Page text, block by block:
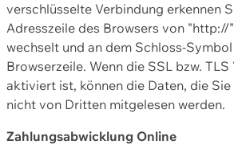
verschlüsselte Verbindung erkennen
Adresszeile des Browsers von
wechselt und an dem Schloss-
Browserzeile. Wenn die SSL bzw.
aktiviert ist, können die Daten, die
nicht von Dritten mitgelesen werden.
Zahlungsabwicklung Online